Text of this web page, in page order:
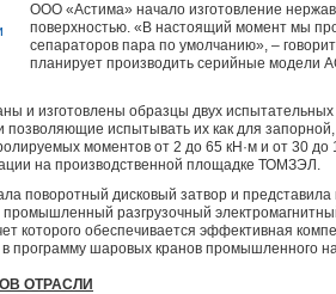
ООО «Астима» начало изготовление
поверхностью. «В настоящий момент мы
сепараторов пара по умолчанию», –
планирует производить серийные модели
и изготовлены образцы двух
позволяющие испытывать их как для
моментов от 2 до 65 кН·м и от 30
на производственной площадке ТОМЗЭЛ.
поворотный дисковый затвор и
промышленный разгрузочный
которого обеспечивается эффективная
программу шаровых кранов промышленного
ОТРАСЛИ